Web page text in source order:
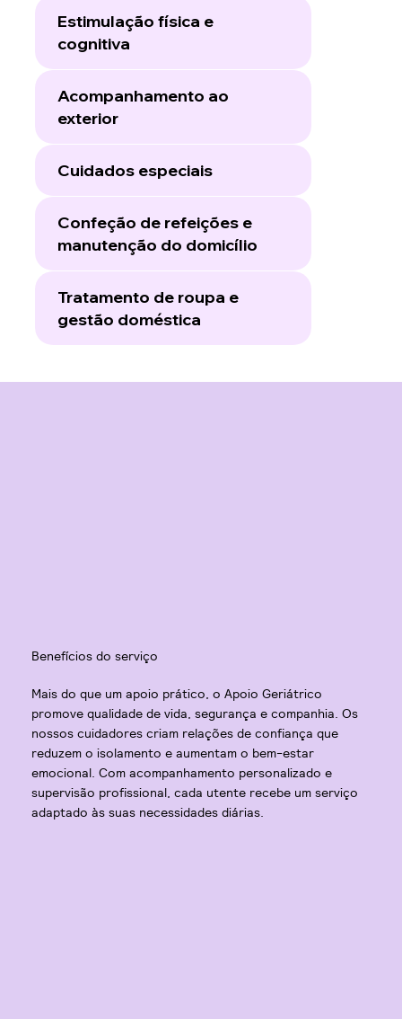
Estimulação física e
cognitiva
Acompanhamento ao
exterior
Cuidados especiais
Confeção de refeições e
manutenção do domicílio
Tratamento de roupa e
gestão doméstica
Benefícios do serviço
Mais do que um apoio prático, o Apoio Geriátrico
promove qualidade de vida, segurança e companhia. Os
nossos cuidadores criam relações de confiança que
reduzem o isolamento e aumentam o bem-estar
emocional. Com acompanhamento personalizado e
supervisão profissional, cada utente recebe um serviço
adaptado às suas necessidades diárias.